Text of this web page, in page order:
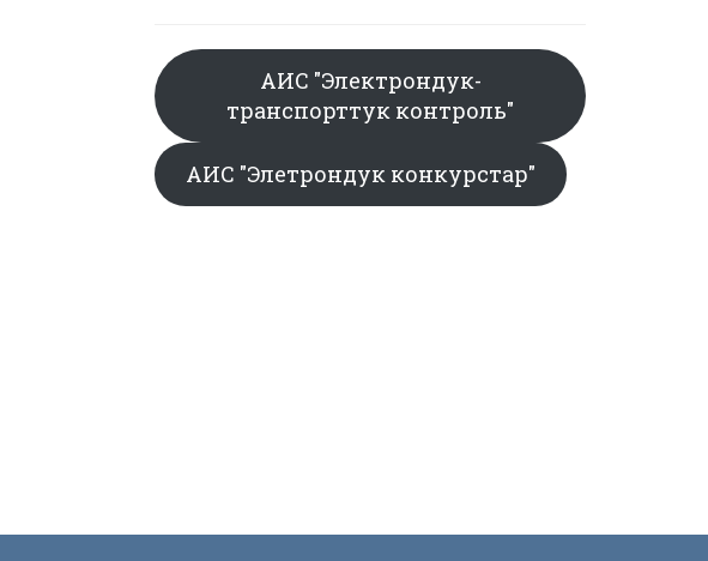
АИС "Электрондук-
транспорттук контроль"
АИС "Элетрондук конкурстар"